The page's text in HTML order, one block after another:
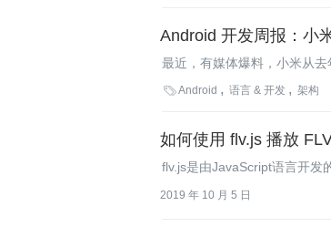
Android 开发周报：小
最近，有媒体爆料，小米从
Android系统而是基于
Android 语言 & 开发 架构
如何使用 flv.js 播放
flv.js是由JavaScript语言开发
2019 年 10 月 5 日